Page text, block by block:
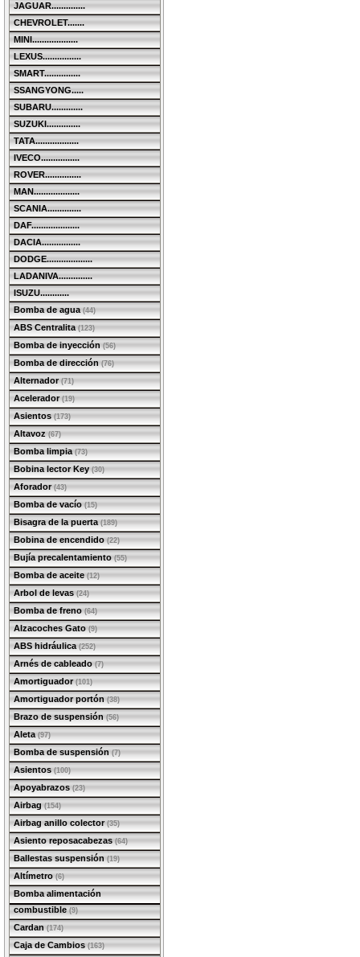
JAGUAR..............
CHEVROLET.......
MINI...................
LEXUS................
SMART...............
SSANGYONG.....
SUBARU.............
SUZUKI..............
TATA..................
IVECO................
ROVER...............
MAN...................
SCANIA..............
DAF....................
DACIA................
DODGE...................
LADANIVA..............
ISUZU............
Bomba de agua (44)
ABS Centralita (123)
Bomba de inyección (56)
Bomba de dirección (76)
Alternador (71)
Acelerador (19)
Asientos (173)
Altavoz (67)
Bomba limpia (73)
Bobina lector Key (30)
Aforador (43)
Bomba de vacío (15)
Bisagra de la puerta (189)
Bobina de encendido (22)
Bujía precalentamiento (55)
Bomba de aceite (12)
Arbol de levas (24)
Bomba de freno (64)
Alzacoches Gato (9)
ABS hidráulica (252)
Arnés de cableado (7)
Amortiguador (101)
Amortiguador portón (38)
Brazo de suspensión (56)
Aleta (97)
Bomba de suspensión (7)
Asientos (100)
Apoyabrazos (23)
Airbag (154)
Airbag anillo colector (35)
Asiento reposacabezas (64)
Ballestas suspensión (19)
Altímetro (6)
Bomba alimentación
combustible(9)
Cardan (174)
Caja de Cambios (163)